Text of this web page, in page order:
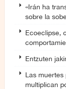
«Irán ha
sobre la
Ecoeclipse,
Entzuten
Las muertes
multiplican